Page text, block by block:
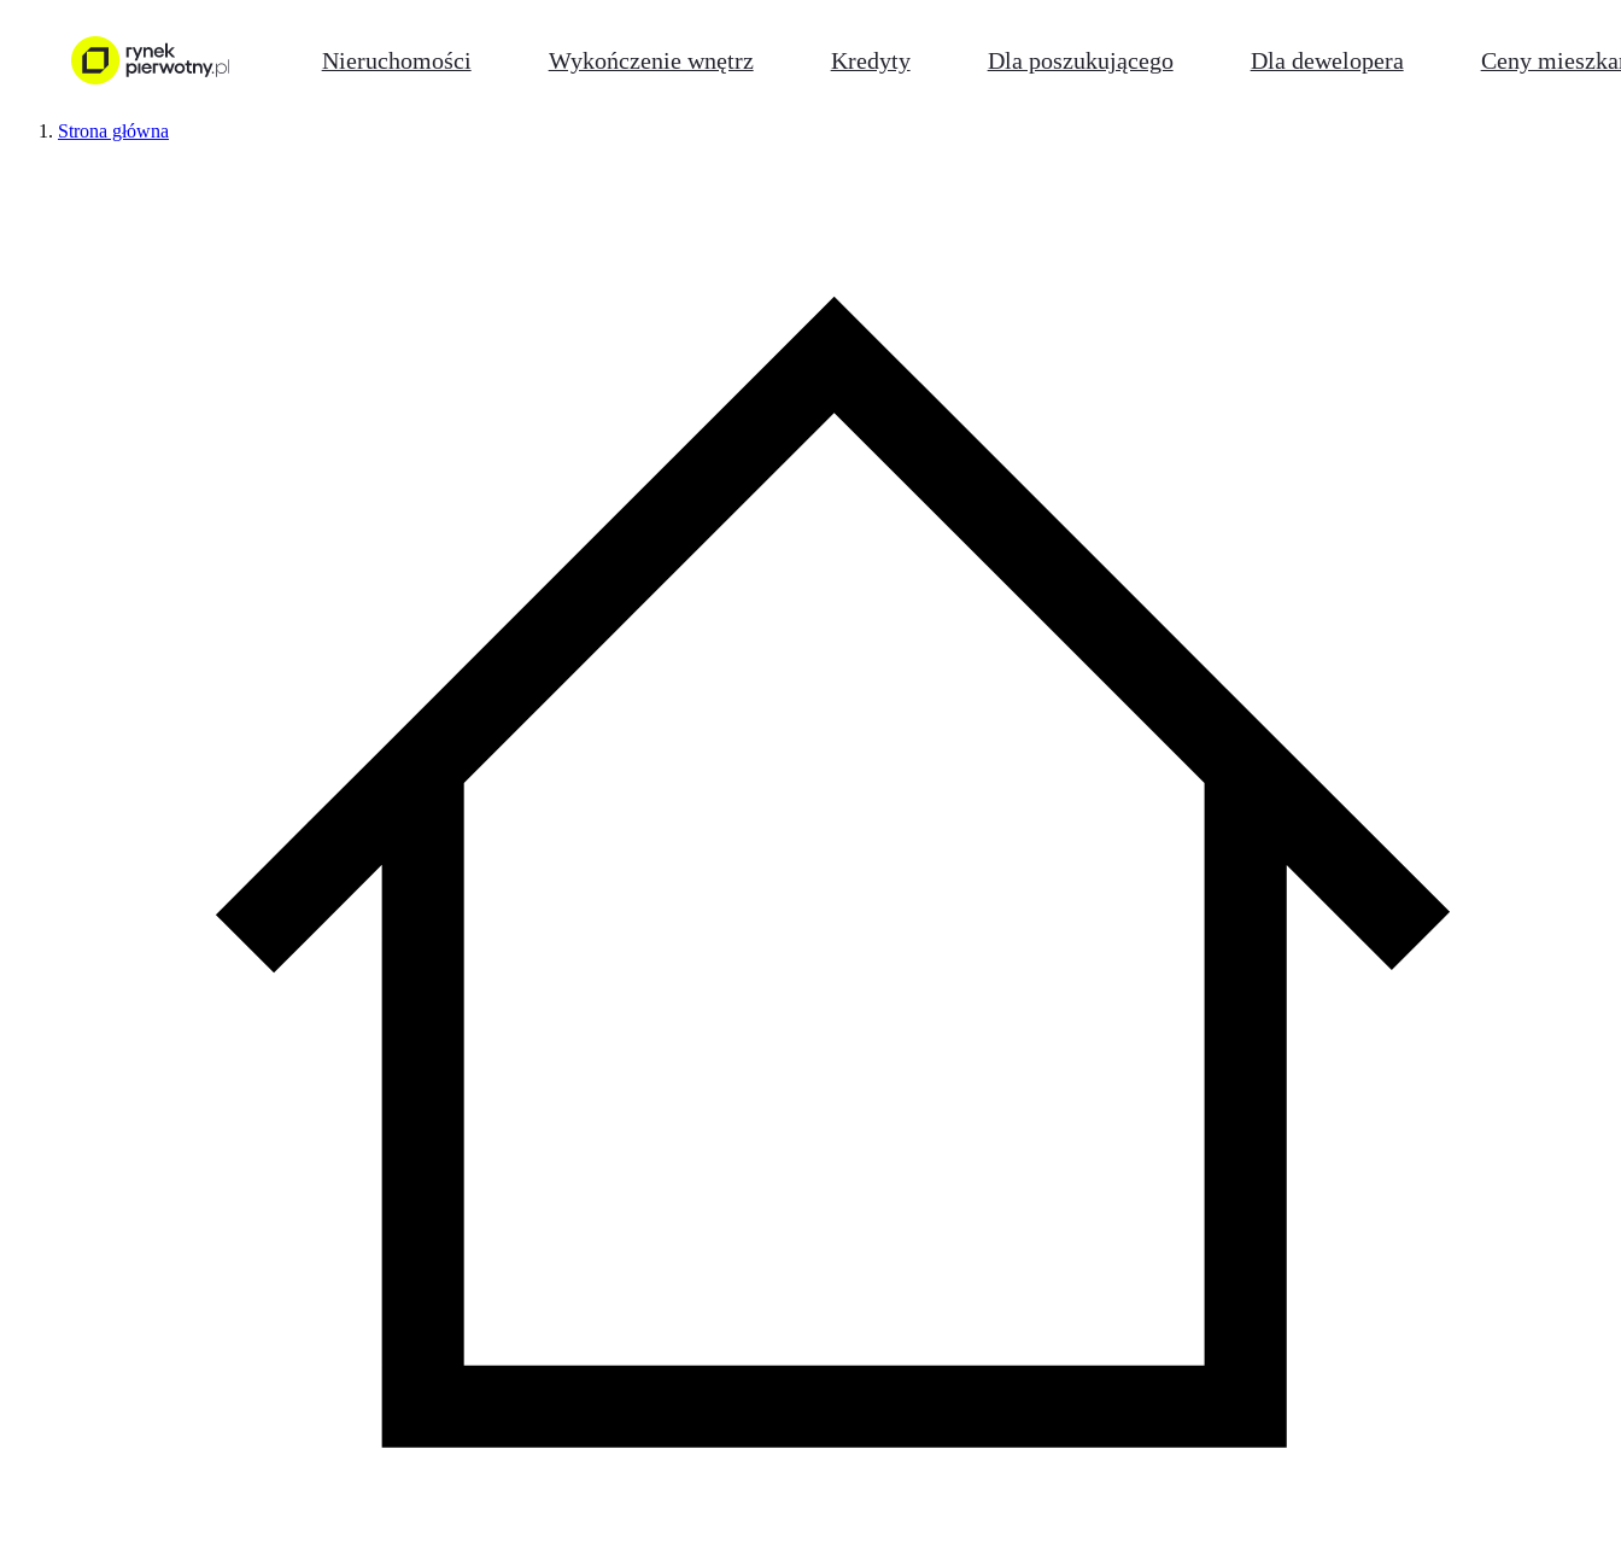
Nieruchomości Wykończenie wnętrz Kredyty Dla poszukującego Dla dewelopera Ceny
Strona główna